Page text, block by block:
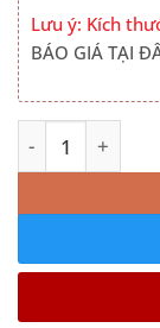
Lưu ý: Kích
BÁO GIÁ TẠI
Giường Tủ Gỗ
Alternative: